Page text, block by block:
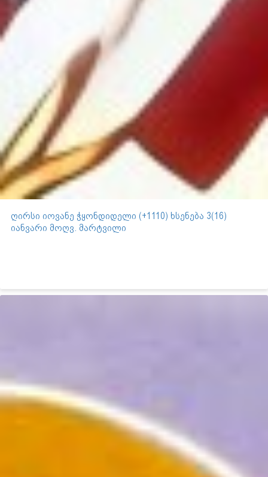
ღირსი იოვანე ჭყონდიდელი (+1110) ხსენება 3(16)
იანვარი მოღვ. მარტვილი